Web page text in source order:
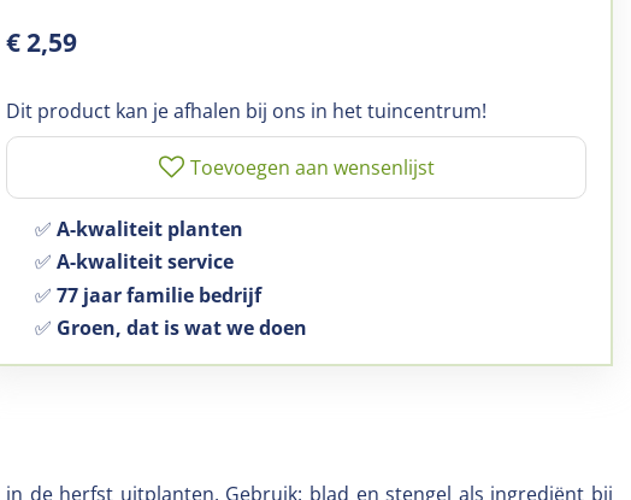
€2,59
Dit product kan je afhalen bij ons in het tuincentrum!
✅ A-kwaliteit planten
✅ A-kwaliteit service
✅ 77 jaar familie bedrijf
✅ Groen, dat is wat we doen
de herfst uitplanten. Gebruik: blad en stengel als ingrediënt bij